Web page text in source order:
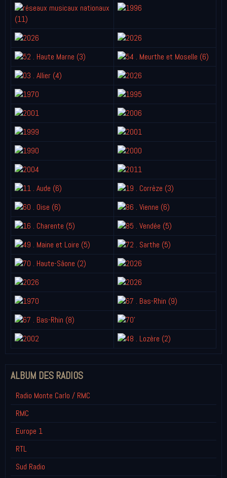
ALBUM DES RADIOS
Radio Monte Carlo / RMC
RMC
Europe 1
RTL
Sud Radio